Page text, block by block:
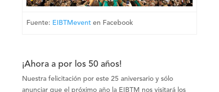
Fuente: EIBTMevent en Facebook
¡Ahora a por los 50 años!
Nuestra felicitación por este 25 aniversario y sólo
anunciar que el próximo año la EIBTM nos visitará los